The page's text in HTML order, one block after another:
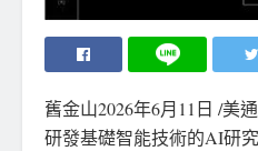
舊金山2026年6月11日 /美
研發基礎智能技術的AI研